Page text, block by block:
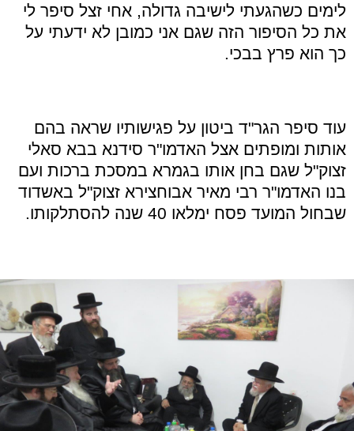
לימים כשהגעתי לישיבה גדולה, אחי זצל סיפר לי
את כל הסיפור הזה שגם אני כמובן לא ידעתי על
כך הוא פרץ בבכי.
עוד סיפר הגר"ד ביטון על פגישותיו שראה בהם
אותות ומופתים אצל האדמו"ר סידנא בבא סאלי
זצוק"ל שגם בחן אותו בגמרא במסכת ברכות ועם
בנו האדמו"ר רבי מאיר אבוחצירא זצוק"ל באשדוד
שבחול המועד פסח ימלאו 40 שנה להסתלקותו.